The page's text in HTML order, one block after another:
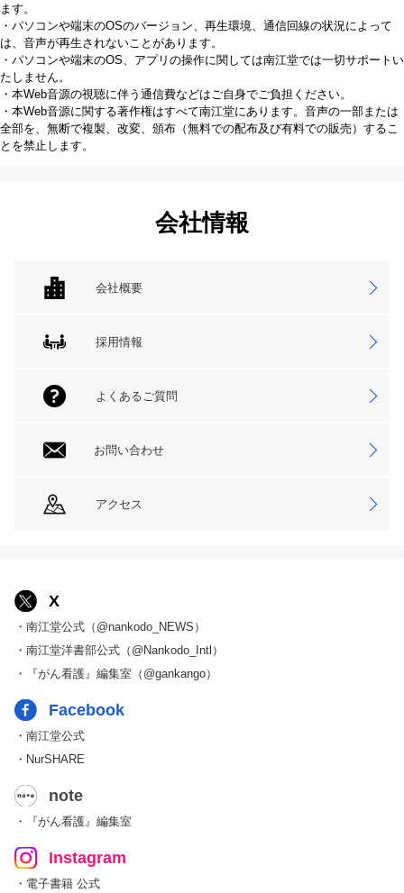
ます。
・パソコンや端末のOSのバージョン、再生環境、通信回線の状況によって
は、音声が再生されないことがあります。
・パソコンや端末のOS、アプリの操作に関しては南江堂では一切サポートい
たしません。
・本Web音源の視聴に伴う通信費などはご自身でご負担ください。
・本Web音源に関する著作権はすべて南江堂にあります。音声の一部または
全部を、無断で複製、改変、頒布（無料での配布及び有料での販売）するこ
とを禁止します。
会社情報
会社概要
採用情報
よくあるご質問
お問い合わせ
アクセス
X
・南江堂公式（@nankodo_NEWS）
・南江堂洋書部公式（@Nankodo_Intl）
・『がん看護』編集室（@gankango）
Facebook
・南江堂公式
・NurSHARE
note
・『がん看護』編集室
Instagram
・電子書籍 公式